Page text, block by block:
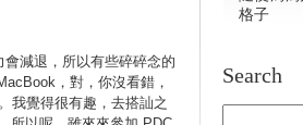
減退，所以有些碎碎念的
，對，你沒看錯，
我覺得很有趣，去搭訕之
格子
Search